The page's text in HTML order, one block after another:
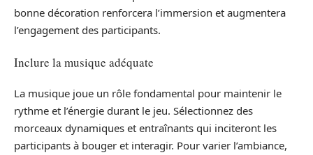
bonne décoration renforcera l’immersion et augmentera
l’engagement des participants.
Inclure la musique adéquate
La musique joue un rôle fondamental pour maintenir le
rythme et l’énergie durant le jeu. Sélectionnez des
morceaux dynamiques et entraînants qui inciteront les
participants à bouger et interagir. Pour varier l’ambiance,